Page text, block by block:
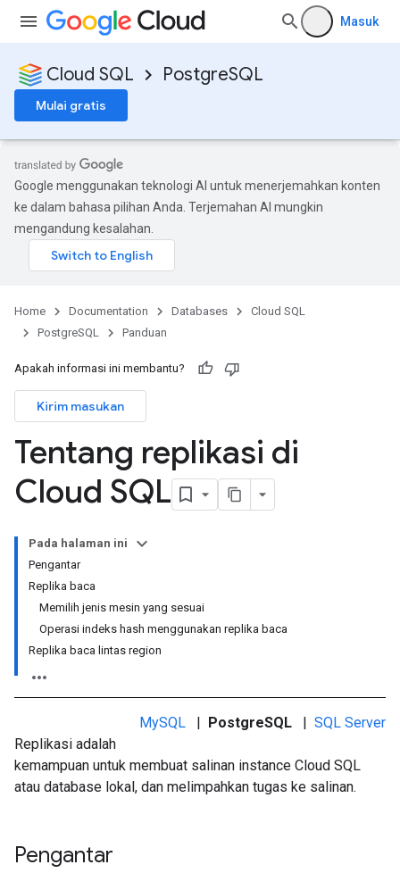
Masuk
Cloud SQL PostgreSQL
Mulai gratis
Google menggunakan teknologi AI untuk menerjemahkan konten
ke dalam bahasa pilihan Anda. Terjemahan AI mungkin
mengandung kesalahan.
Home Documentation Databases
Cloud SQL
PostgreSQL
Panduan
Apakah informasi ini membantu?
Kirim masukan
Tentang replikasi di
Cloud SQL
Pada halaman ini
Pengantar
Replika baca
Memilih jenis mesin yang sesuai
Operasi indeks hash menggunakan replika baca
Replika baca lintas region
MySQL | PostgreSQL | SQL Server
Replikasi adalah
kemampuan untuk membuat salinan instance Cloud SQL
atau database lokal, dan melimpahkan tugas ke salinan.
Pengantar